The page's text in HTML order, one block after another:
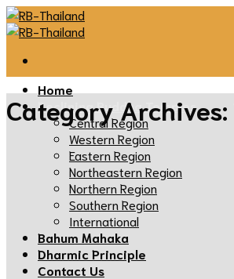
Skip
to
Home
Reclining Buddha Temples
Central Region
Western Region
Eastern Region
Northeastern Region
Northern Region
Southern Region
International
Bahum Mahaka
Dharmic Principle
Contact Us
Category Archives: